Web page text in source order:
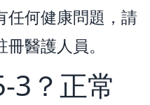
任何健康問題，請
醫護人員。
3？正常